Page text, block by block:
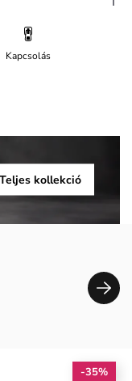
Kapcsolás
Teljes kollekció
-35%